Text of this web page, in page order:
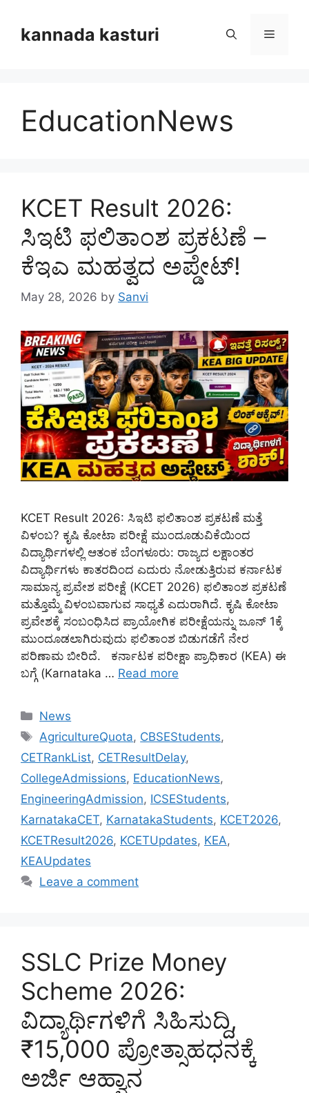
contentkannada kasturi Menu
EducationNews
KCET Result 2026:
ಸಿಇಟಿ ಫಲಿತಾಂಶ ಪ್ರಕಟಣೆ –
ಕೆಇಎ ಮಹತ್ವದ ಅಪ್ಡೇಟ್!
May 28, 2026 by Sanvi
KCET Result 2026: ಸಿಇಟಿ ಫಲಿತಾಂಶ ಪ್ರಕಟಣೆ ಮತ್ತೆ
ವಿಳಂಬ? ಕೃಷಿ ಕೋಟಾ ಪರೀಕ್ಷೆ ಮುಂದೂಡುವಿಕೆಯಿಂದ
ವಿದ್ಯಾರ್ಥಿಗಳಲ್ಲಿ ಆತಂಕ ಬೆಂಗಳೂರು: ರಾಜ್ಯದ ಲಕ್ಷಾಂತರ
ವಿದ್ಯಾರ್ಥಿಗಳು ಕಾತರದಿಂದ ಎದುರು ನೋಡುತ್ತಿರುವ ಕರ್ನಾಟಕ
ಸಾಮಾನ್ಯ ಪ್ರವೇಶ ಪರೀಕ್ಷೆ (KCET 2026) ಫಲಿತಾಂಶ ಪ್ರಕಟಣೆ
ಮತ್ತೊಮ್ಮೆ ವಿಳಂಬವಾಗುವ ಸಾಧ್ಯತೆ ಎದುರಾಗಿದೆ. ಕೃಷಿ ಕೋಟಾ
ಪ್ರವೇಶಕ್ಕೆ ಸಂಬಂಧಿಸಿದ ಪ್ರಾಯೋಗಿಕ ಪರೀಕ್ಷೆಯನ್ನು ಜೂನ್ 1ಕ್ಕೆ
ಮುಂದೂಡಲಾಗಿರುವುದು ಫಲಿತಾಂಶ ಬಿಡುಗಡೆಗೆ ನೇರ
ಪರಿಣಾಮ ಬೀರಿದೆ. ಕರ್ನಾಟಕ ಪರೀಕ್ಷಾ ಪ್ರಾಧಿಕಾರ (KEA) ಈ
ಬಗ್ಗೆ (Karnataka … Read more
Categories
News
Tags
AgricultureQuota, CBSEStudents,
CETRankList, CETResultDelay,
CollegeAdmissions, EducationNews,
EngineeringAdmission, ICSEStudents,
KarnatakaCET, KarnatakaStudents, KCET2026,
KCETResult2026, KCETUpdates, KEA,
KEAUpdates
Leave a comment
SSLC Prize Money
Scheme 2026:
ವಿದ್ಯಾರ್ಥಿಗಳಿಗೆ ಸಿಹಿಸುದ್ದಿ,
₹15,000 ಪ್ರೋತ್ಸಾಹಧನಕ್ಕೆ
ಅರ್ಜಿ ಆಹ್ವಾನ